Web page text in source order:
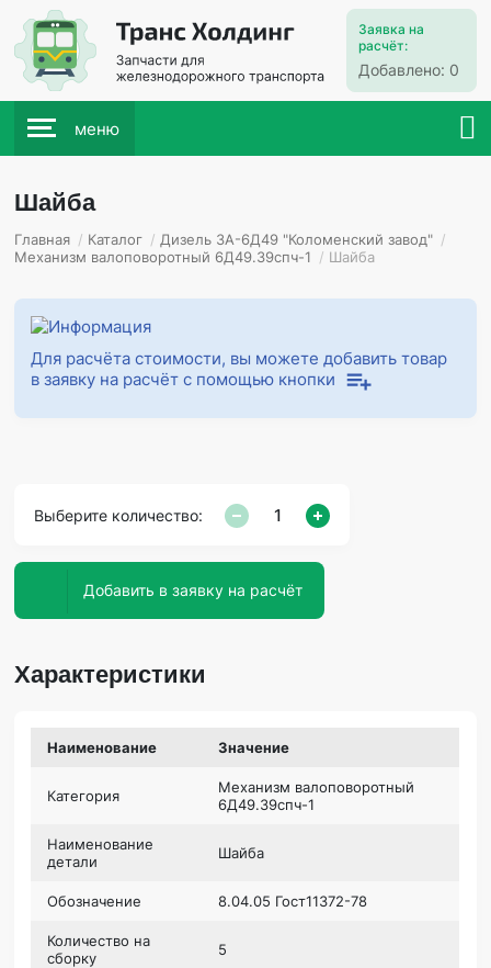
Заявка на
расчёт:
Добавлено: 0
меню
Шайба
Главная / Каталог / Дизель 3А-6Д49 "Коломенский завод" /
Механизм валоповоротный 6Д49.39спч-1 / Шайба
Для расчёта стоимости, вы можете добавить товар
в заявку на расчёт с помощью кнопки
Выберите количество:
Добавить в заявку на расчёт
Характеристики
Наименование Значение
Категория
Механизм валоповоротный
6Д49.39спч-1
Наименование
детали
Шайба
Обозначение 8.04.05 Гост11372-78
Количество на
сборку
5